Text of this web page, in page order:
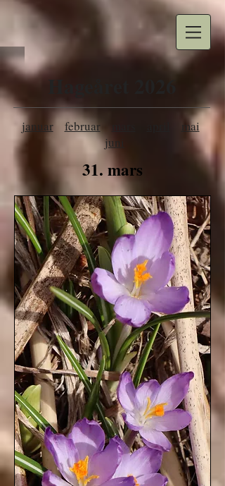
Hageåret 2026
januar februar
mai
juni
31. mars